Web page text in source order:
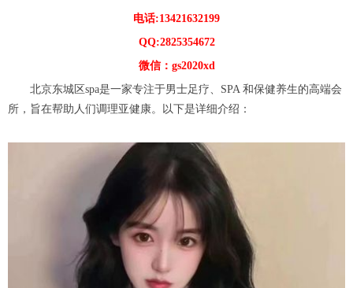
电话:13421632199
QQ:2825354672
微信：gs2020xd
北京东城区spa是一家专注于男士足疗、SPA 和保健养生的高端会
所，旨在帮助人们调理亚健康。以下是详细介绍：